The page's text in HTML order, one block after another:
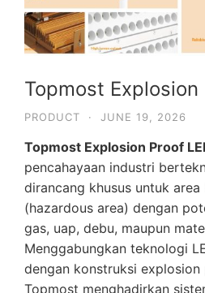
Topmost Explosion
PRODUCT · JUNE 19, 2026
Topmost Explosion Proof
pencahayaan industri
dirancang khusus untuk area
(hazardous area) dengan
gas, uap, debu, maupun
Menggabungkan teknologi
dengan konstruksi
Topmost menghadirkan